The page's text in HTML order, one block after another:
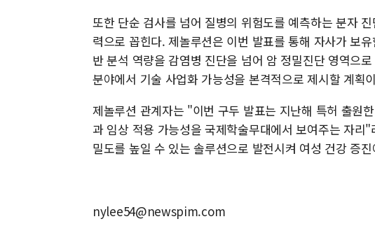
또한 단순 검사를 넘어 질병의 위험도를 예측하는 분자
력으로 꼽힌다. 제놀루션은 이번 발표를 통해 자사가 보
반 분석 역량을 감염병 진단을 넘어 암 정밀진단 영역으
분야에서 기술 사업화 가능성을 본격적으로 제시할 계획
제놀루션 관계자는 "이번 구두 발표는 지난해 특허 출원
과 임상 적용 가능성을 국제학술무대에서 보여주는 자
밀도를 높일 수 있는 솔루션으로 발전시켜 여성 건강 증
nylee54@newspim.com